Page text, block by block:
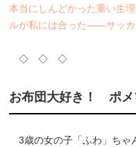
本当にしんどかった重い生
ルが私には合った――サッカ
◇ ◇ ◇
お布団大好き！ ポメ
3歳の女の子「ふわ」ちゃ